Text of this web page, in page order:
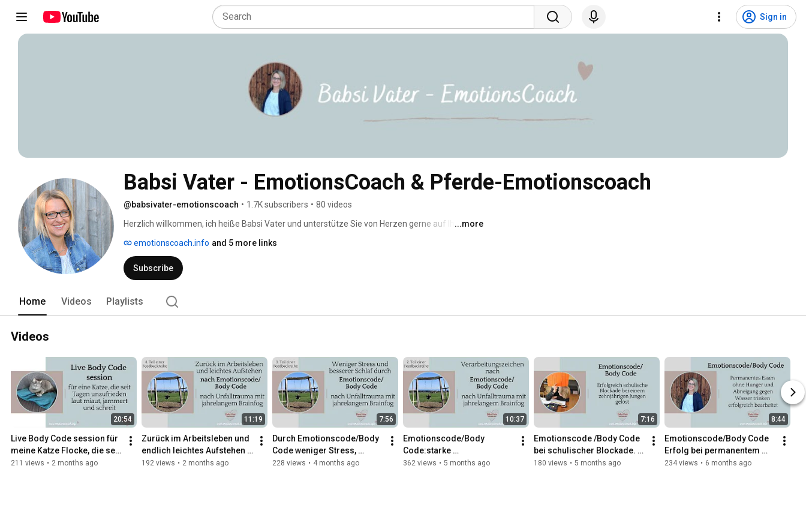
Sign in
Babsi Vater - EmotionsCoach & Pferde-Emotionscoach
@babsivater-emotionscoach • 1.7K subscribers • 80 videos
Herzlich willkommen, ich heiße Babsi Vater und unterstütze Sie von Herzen gerne auf Ihrem
oder Ihrem Tier dabei, körperliche oder mentale Blockaden und Ungleichgewichte mit Hilfe von
Energiearbeit aufzulösen. Dies machen wir alles Online, also unabhängig von Ihrem Wohnort!
...more
emotionscoach.info and 5 more links
Subscribe
Home Videos Playlists
Videos
20:54
Live Body Code session für
meine Katze Flocke, die seit
Tagen unzufrieden miaut,
211 views • 2 months ago
11:19
Zurück im Arbeitsleben und
endlich leichtes Aufstehen
durch Emotionscode/Body
192 views • 2 months ago
7:56
Durch Emotionscode/Body
Code weniger Stress,
besserer Schlaf und mehr
228 views • 4 months ago
10:37
Emotionscode/Body
Code:starke
Verarbeitungszeichen und
362 views • 5 months ago
7:16
Emotionscode /Body Code
bei schulischer Blockade.
Übertritt auf Realschule
180 views • 5 months ago
8:44
Emotionscode/Body Code
Erfolg bei permanentem
Essen ohne Hunger und
234 views • 6 months ago